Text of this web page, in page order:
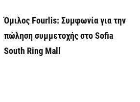
Όμιλος Fourlis: Συμφωνία για την
πώληση συμμετοχής στο Sofia
South Ring Mall